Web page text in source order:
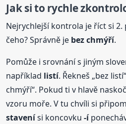
Jak si to rychle
Nejrychlejší kontrola je říct si 2.
čeho? Správně je bez chmýří.
Pomůže i srovnání s jiným
například listí. Řekneš „bez
chmýří“. Pokud ti v hlavě
vzoru moře. V tu chvíli si
stavenísi koncovku-í